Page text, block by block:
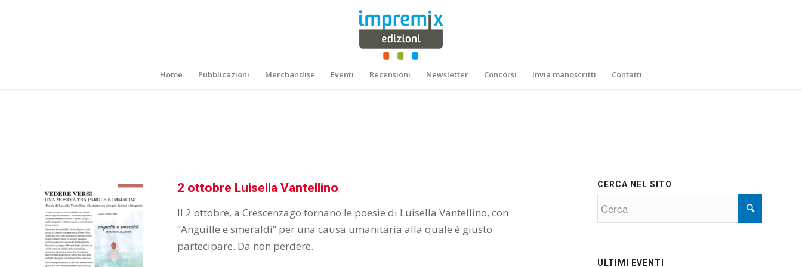
Home Pubblicazioni Merchandise Eventi Recensioni Newsletter Concorsi Invia manoscritti Contatti
2 ottobre Luisella Vantellino
Il 2 ottobre, a Crescenzago tornano le poesie di Luisella Vantellino, con
“Anguille e smeraldi” per una causa umanitaria alla quale è giusto
partecipare. Da non perdere.
CERCA NEL SITO
ULTIMI EVENTI